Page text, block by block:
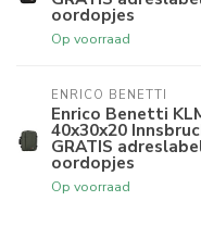
oordopjes
Op voorraad
ENRICO BENETTI
Enrico Benetti
40x30x20
GRATIS
oordopjes
Op voorraad